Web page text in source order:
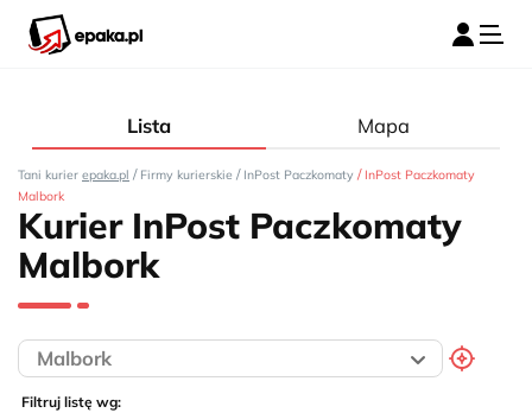
Lista Mapa
Tani kurier epaka.pl / Firmy kurierskie / InPost Paczkomaty / InPost Paczkomaty
Malbork
Kurier InPost Paczkomaty
Malbork
Filtruj listę wg: